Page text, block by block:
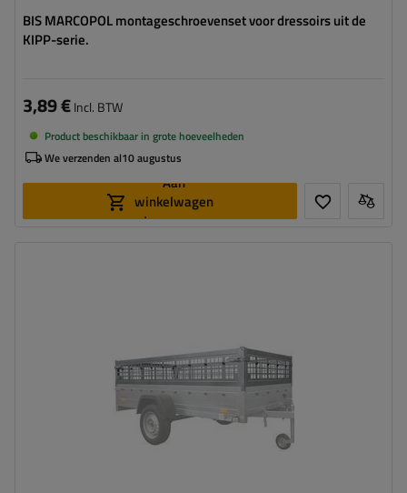
BIS MARCOPOL montageschroevenset voor dressoirs uit de
KIPP-serie.
3,89 €Incl. BTW
Product beschikbaar in grote hoeveelheden
We verzenden al10 augustus
Aan
winkelwagen
toevoegen